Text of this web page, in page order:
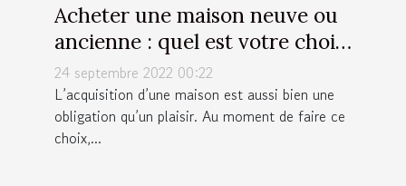
Acheter une maison neuve ou
ancienne : quel est votre choix
?
24 septembre 2022 00:22
L’acquisition d’une maison est aussi bien une
obligation qu’un plaisir. Au moment de faire ce
choix,...